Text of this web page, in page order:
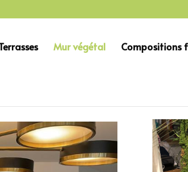
Mur végétal Compositions